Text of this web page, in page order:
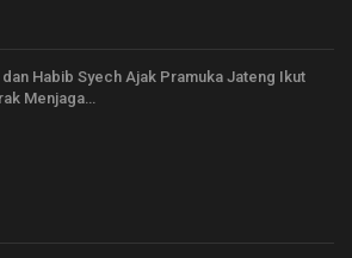
dan Habib Syech Ajak Pramuka Jateng Ikut
Menjaga…